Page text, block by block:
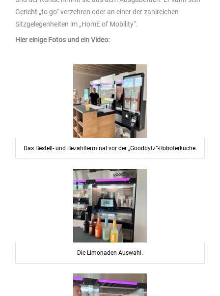
Gericht „to go“ verzehren oder an einer der zahlreichen
Sitzgelegenheiten im „HomE of Mobility“.
Hier einige Fotos und ein Video:
Das Bestell- und Bezahlterminal vor der „Goodbytz“-Roboterküche.
Die Limonaden-Auswahl.